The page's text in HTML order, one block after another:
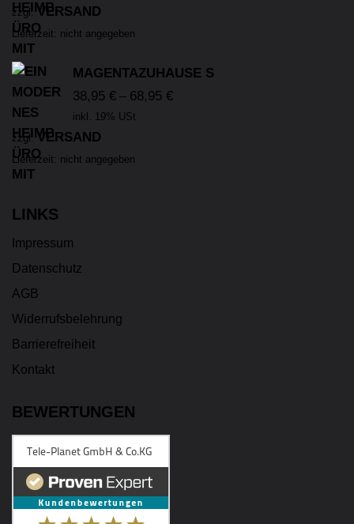
zzgl.VERSAND
Lieferzeit: nicht angegeben
MAGENTAZUHAUSE S
38,95 € – 68,95 €
inkl. 19% USt
zzgl.VERSAND
Lieferzeit: nicht angegeben
LINKS
Impressum
Datenschutz
AGB
Widerrufsbelehrung
Barrierefreiheit
Kontakt
BEWERTUNGEN